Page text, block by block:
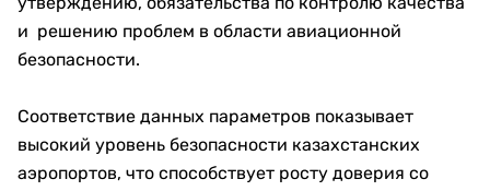
и решению проблем в области авиационной
безопасности.
Соответствие данных параметров показывает
высокий уровень безопасности казахстанских
аэропортов, что способствует росту доверия со